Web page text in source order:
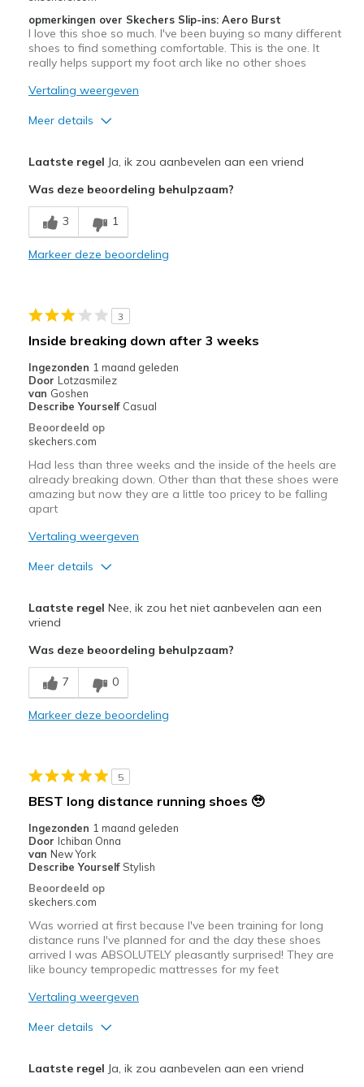
Sizing Feels true to size
opmerkingen over Skechers Slip-ins: Aero Burst
I love this shoe so much. I've been buying so many different
shoes to find something comfortable. This is the one. It
really helps support my foot arch like no other shoes
Vertaling weergeven
Meer details
Width
Sizing
View On Shoes
Shoes are for Wearing
Laatste regel Ja, ik zou aanbevelen aan een vriend
Was deze beoordeling behulpzaam?
3 1
Markeer deze beoordeling
3
Inside breaking down after 3 weeks
Ingezonden 1 maand geleden
Door Lotzasmilez
van Goshen
Describe Yourself Casual
Beoordeeld op
skechers.com
Had less than three weeks and the inside of the heels are
already breaking down. Other than that these shoes were
amazing but now they are a little too pricey to be falling
apart
Vertaling weergeven
Meer details
Comfortable
Minpunten
Wear Out Quickly
Beste toepassingen
Width
Feels true to width
Sizing
Feels true to size
Laatste regel Nee, ik zou het niet aanbevelen aan een
vriend
Was deze beoordeling behulpzaam?
7 0
Markeer deze beoordeling
5
BEST long distance running shoes 🥹
Ingezonden 1 maand geleden
Door Ichiban Onna
van New York
Describe Yourself Stylish
Beoordeeld op
skechers.com
Was worried at first because I've been training for long
distance runs I've planned for and the day these shoes
arrived I was ABSOLUTELY pleasantly surprised! They are
like bouncy tempropedic mattresses for my feet
Vertaling weergeven
Meer details
Laatste regel Ja, ik zou aanbevelen aan een vriend